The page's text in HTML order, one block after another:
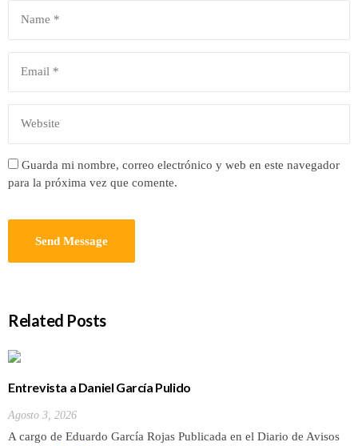
Guarda mi nombre, correo electrónico y web en este navegador
para la próxima vez que comente.
Related Posts
Entrevista a Daniel García Pulido
Agosto 3, 2026
A cargo de Eduardo García Rojas Publicada en el Diario de Avisos